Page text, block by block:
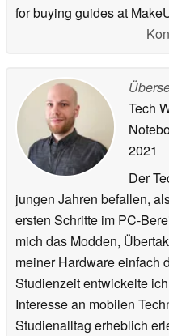
for buying guides at
Tech
2021
Der
jungen Jahren befallen,
ersten Schritte im PC-
mich das Modden,
meiner Hardware einfach
Studienzeit entwickelte
Interesse an mobilen
Studienalltag erheblich